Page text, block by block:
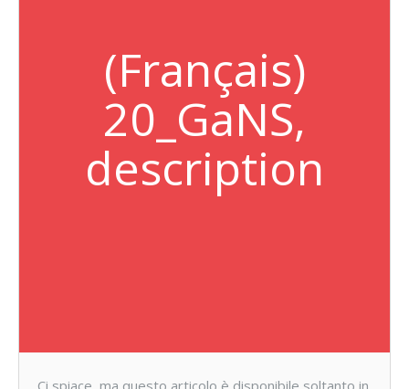
(Français)
20_GaNS,
description
Ci spiace, ma questo articolo è disponibile soltanto in